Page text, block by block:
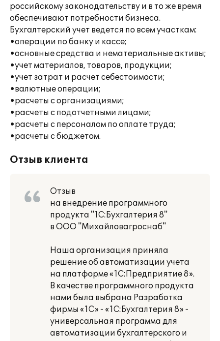
российскому законодательству и в то же время
обеспечивают потребности бизнеса.
Бухгалтерский учет ведется по всем участкам:
•операции по банку и кассе;
•основные средства и нематериальные активы;
•учет материалов, товаров, продукции;
•учет затрат и расчет себестоимости;
•валютные операции;
•расчеты с организациями;
•расчеты с подотчетными лицами;
•расчеты с персоналом по оплате труда;
•расчеты с бюджетом.
Отзыв клиента
Отзыв
на внедрение программного
продукта "1С:Бухгалтерия 8"
в ООО "Михайловагроснаб"
Наша организация приняла
решение об автоматизации учета
на платформе «1С:Предприятие 8».
В качестве программного продукта
нами была выбрана Разработка
фирмы «1С» - «1С:Бухгалтерия 8» -
универсальная программа для
автоматизации бухгалтерского и